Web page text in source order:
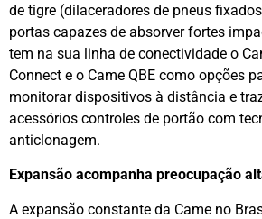
de tigre (dilaceradores de pneus
portas capazes de absorver fortes
tem na sua linha de conectividade o
Connect e o Came QBE como opções
monitorar dispositivos à distância e
acessórios controles de portão com
anticlonagem.
Expansão acompanha preocupação
A expansão constante da Came no